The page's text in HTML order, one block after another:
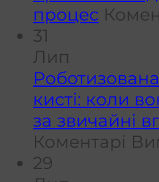
процес
31
Лип
Роботизована
кисті: коли
за звичайні
Коментарі
29